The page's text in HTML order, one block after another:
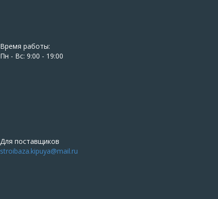
Время работы:
Пн - Вс: 9:00 - 19:00
Для поставщиков
stroibaza.kipuya@mail.ru